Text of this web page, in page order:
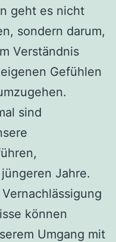
geht es nicht
sondern darum,
Verständnis
Gefühlen
sind
Jahre.
können
Umgang mit